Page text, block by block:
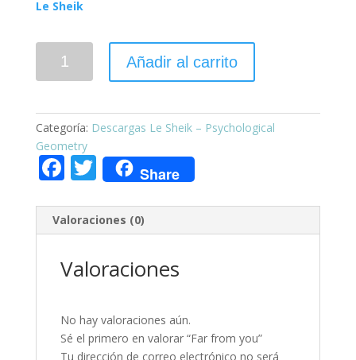
Le Sheik
Añadir al carrito
Categoría: Descargas Le Sheik – Psychological
Geometry
F
e
b
o
k
T
w
itt
er
Share
Valoraciones (0)
Valoraciones
No hay valoraciones aún.
Sé el primero en valorar “Far from you”
Tu dirección de correo electrónico no será